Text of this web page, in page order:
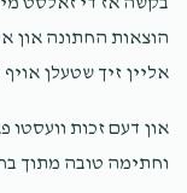
0
הוצאות החתונה און
אליין זיך שטעלן
און דעם זכות וועסטו
וחתימה טובה מתוך